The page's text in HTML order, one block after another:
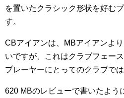
を置いたクラシック形状を好む
す。
CBアイアンは、MBアイアンよ
いですが、これはクラブフェー
プレーヤーにとってのクラブでは
620 MBのレビューで書いたよう